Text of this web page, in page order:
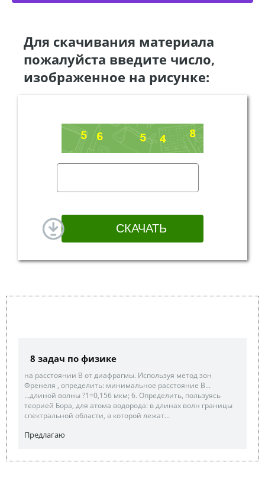
Для скачивания материала
пожалуйста введите число,
изображенное на рисунке:
8 задач по физике
на расстоянии В от диафрагмы. Используя метод зон
Френеля , определить: минимальное расстояние В...
...длиной волны ?1=0,156 мкм; 6. Определить, пользуясь
теорией Бора, для атома водорода: в длинах волн границы
спектральной области, в которой лежат...
Предлагаю